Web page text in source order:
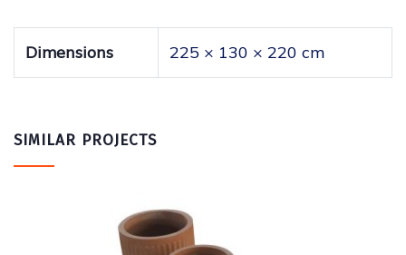
Dimensions 225 × 130 × 220 cm
SIMILAR PROJECTS